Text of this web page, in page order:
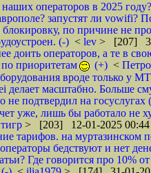
операторов в 2025
запустят ли vowifi?
по причине не
(-) < lev > [207]
доить операторов, а те в
приоритетам
(+) <
вроде только у
делает масштабно. Больше
не подтвердил на госуслугах
уже, лишь бы работало не
тигр > [203] 12-01-2025 00:44
тарифов. на муртазинском
бедствуют и нет
Где говорится про 10%